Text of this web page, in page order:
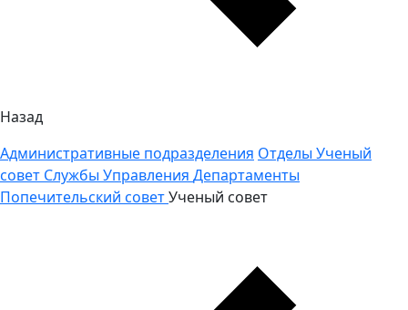
Назад
Административные подразделения Отделы Ученый
совет Службы Управления Департаменты
Попечительский советУченый совет